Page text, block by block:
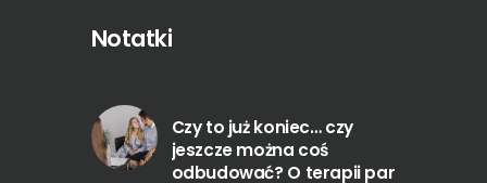
Notatki
Czy to już koniec… czy
jeszcze można coś
odbudować? O terapii par